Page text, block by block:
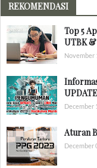
REKOMENDASI
Top 5
UTBK
November
December
Aturan
December